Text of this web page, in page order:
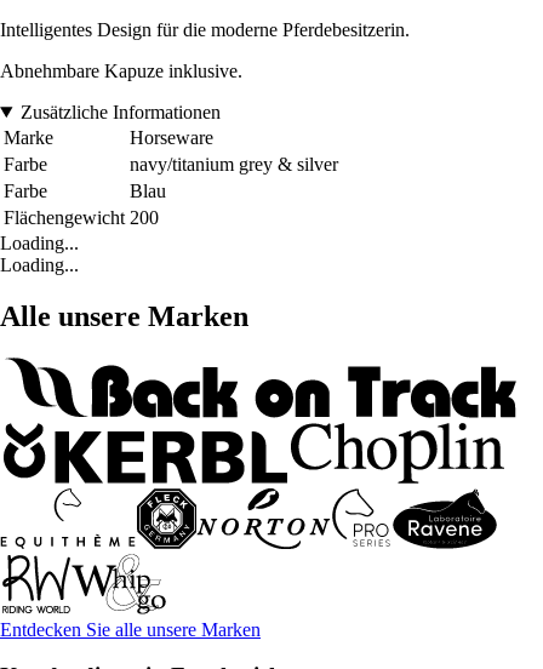
Intelligentes Design für die moderne Pferdebesitzerin.
Abnehmbare Kapuze inklusive.
Zusätzliche Informationen
Marke
Horseware
Farbe
navy/titanium grey & silver
Farbe
Blau
Flächengewicht 200
Loading...
Loading...
Alle unsere Marken
Entdecken Sie alle unsere Marken